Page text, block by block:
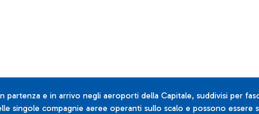
e in arrivo negli aeroporti della Capitale, suddivisi per
singole compagnie aeree operanti sullo scalo e possono essere